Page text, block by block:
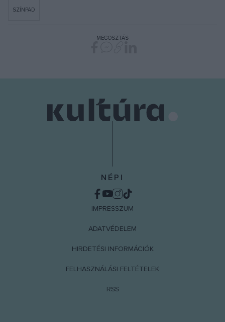
SZÍNPAD
MEGOSZTÁS
NÉPI
IMPRESSZUM
ADATVÉDELEM
HIRDETÉSI INFORMÁCIÓK
FELHASZNÁLÁSI FELTÉTELEK
RSS